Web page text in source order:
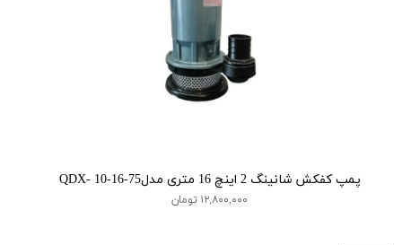
پمپ کفکش شانینگ 2 اینچ 16 متری مدلQDX- 10-16-75
۱۲,۸۰۰,۰۰۰ تومان